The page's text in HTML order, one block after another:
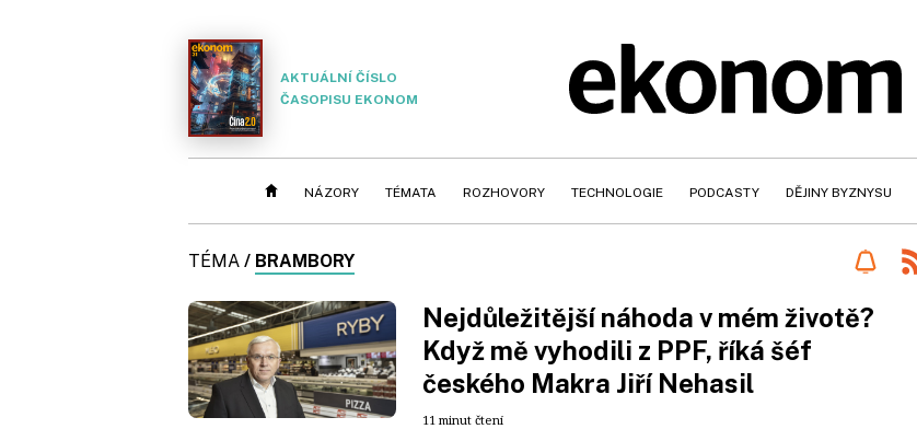
AKTUÁLNÍ ČÍSLO
ČASOPISU EKONOM
NÁZORY TÉMATA ROZHOVORY TECHNOLOGIE PODCASTY DĚJINY BYZNYSU
TÉMA / BRAMBORY
Nejdůležitější náhoda v mém životě?
Když mě vyhodili z PPF, říká šéf
českého Makra Jiří Nehasil
11 minut čtení